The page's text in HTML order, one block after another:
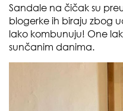
Sandale na čičak su
blogerke ih biraju zbog
lako kombunuju! One
sunčanim danima.